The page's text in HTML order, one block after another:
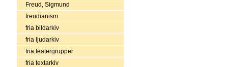
Freud, Sigmund
freudianism
fria bildarkiv
fria ljudarkiv
fria teatergrupper
fria textarkiv